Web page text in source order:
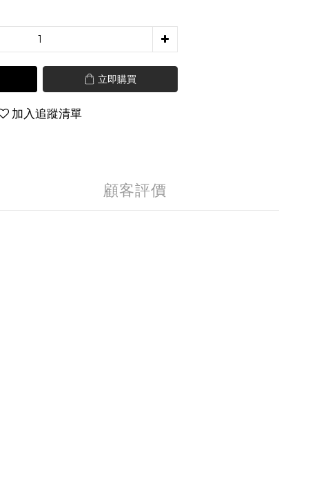
立即購買
加入追蹤清單
顧客評價